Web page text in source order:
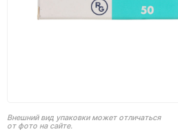
Внешний вид упаковки может отличаться
от фото на сайте.